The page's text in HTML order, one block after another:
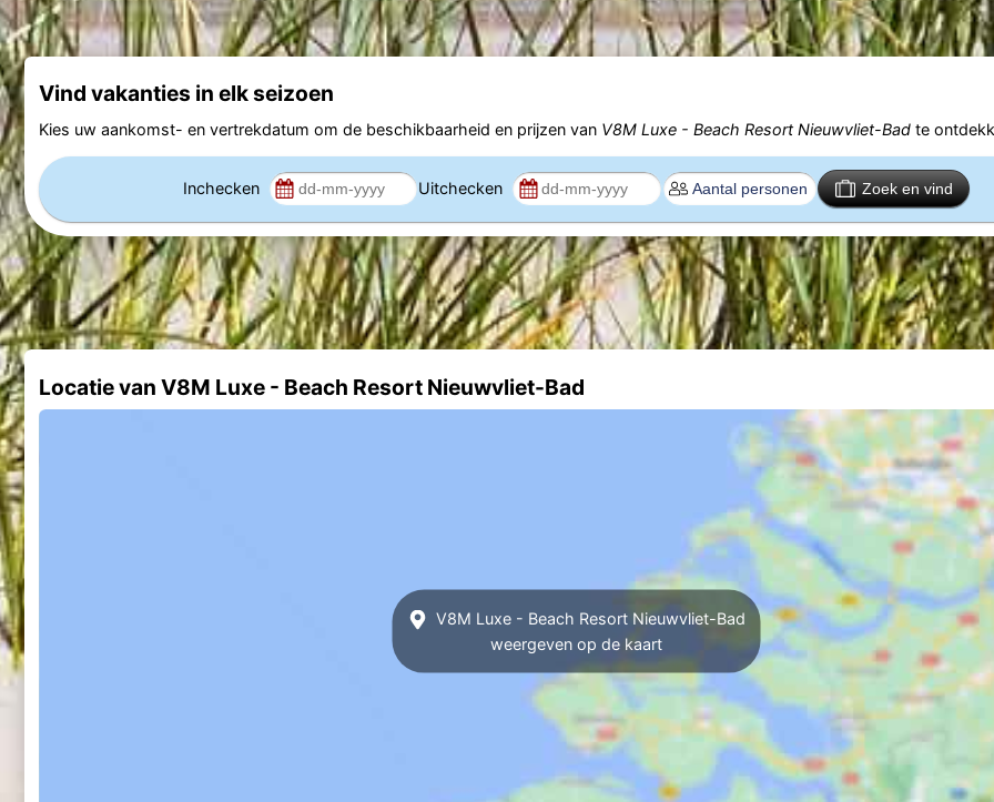
Vind vakanties in elk seizoen
Kies uw aankomst- en vertrekdatum om de beschikbaarheid en prijzen van V8M Luxe - Beach Resort Nieuwvliet-Badte
Inchecken Uitchecken Zoek en vind
Locatie van V8M Luxe - Beach Resort Nieuwvliet-Bad
V8M Luxe - Beach Resort Nieuwvliet-Bad
weergeven op de kaart